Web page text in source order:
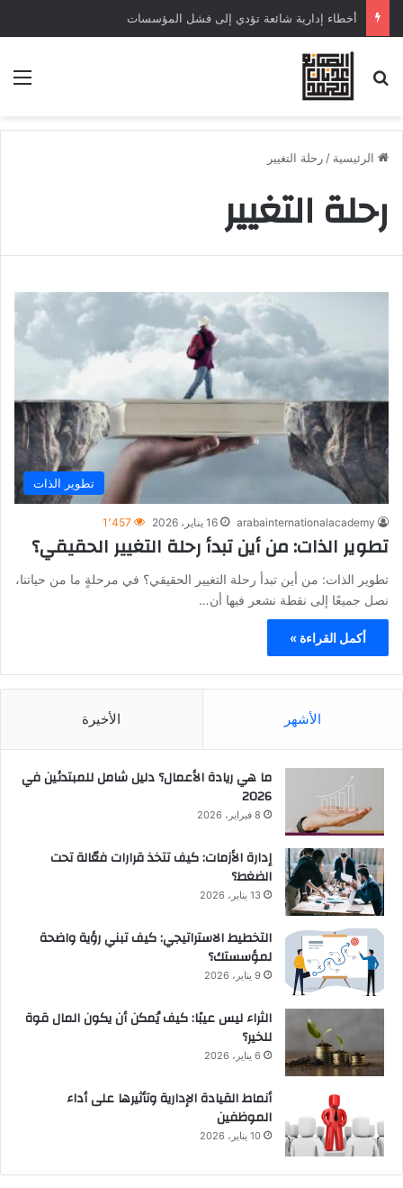
أخطاء إدارية شائعة تؤدي إلى فشل المؤسسات
الرئيسية / رحلة التغيير
رحلة التغيير
تطوير الذات
arabainternationalacademy 16 يناير، 2026 1٬457
تطوير الذات: من أين تبدأ رحلة التغيير الحقيقي؟
تطوير الذات: من أين تبدأ رحلة التغيير الحقيقي؟ في مرحلةٍ ما من حياتنا،
نصل جميعًا إلى نقطة نشعر فيها أن…
أكمل القراءة »
الأشهر الأخيرة
ما هي ريادة الأعمال؟ دليل شامل للمبتدئين في
2026
8 فبراير، 2026
إدارة الأزمات: كيف تتخذ قرارات فعّالة تحت
الضغط؟
13 يناير، 2026
التخطيط الاستراتيجي: كيف تبني رؤية واضحة
لمؤسستك؟
9 يناير، 2026
الثراء ليس عيبًا: كيف يُمكن أن يكون المال قوة
للخير؟
6 يناير، 2026
أنماط القيادة الإدارية وتأثيرها على أداء
الموظفين
10 يناير، 2026